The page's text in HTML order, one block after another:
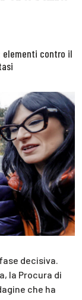
elementi contro il
decisiva.
la Procura di
che ha